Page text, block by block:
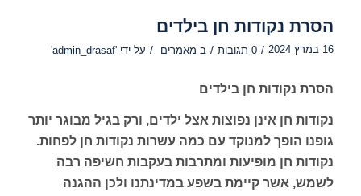
הסרת נקודות חן בילדים
16 במרץ 2024 / 0 תגובות / ב מאמרים / על ידי 'admin_drasaf'
הסרת נקודות חן בילדים
נקודות חן אינן נפוצות אצל ילדים, ורק בגיל מבוגר יותר
גופנו הופך למנוקד עם כמה עשרות נקודות חן לפחות.
נקודות חן מופיעות ומתרבות בעקבות חשיפה רבה
לשמש, אשר קיימת בשפע במדינתנו ולכן ההגנה